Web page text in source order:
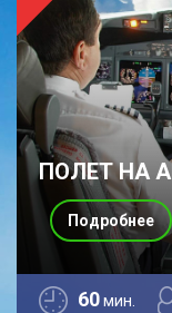
ПОЛЕТ НА
60мин.
Подробнее